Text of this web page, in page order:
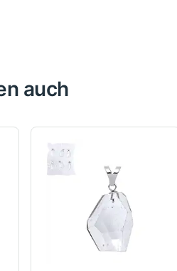
auch